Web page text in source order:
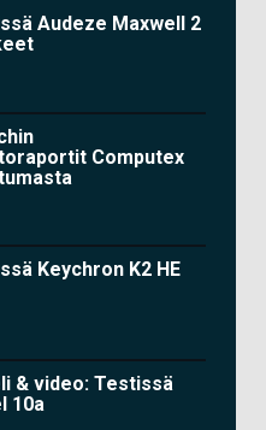
Audeze Maxwell 2
Computex
Keychron K2 HE
& video: Testissä
10a